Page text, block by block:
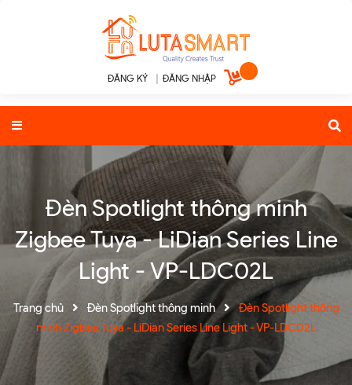
ĐĂNG KÝ ĐĂNG NHẬP
Đèn Spotlight thông minh
Zigbee Tuya - LiDian Series Line
Light - VP-LDC02L
Trang chủ Đèn Spotlight thông minh
Đèn Spotlight thông
minh Zigbee Tuya - LiDian Series Line Light - VP-LDC02L